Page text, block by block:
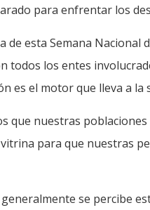
para enfrentar los
de esta Semana
todos los entes
es el motor que lleva a la
que nuestras
para que nuestras
se percibe